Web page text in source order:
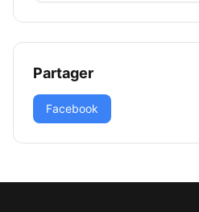
Partager
Facebook